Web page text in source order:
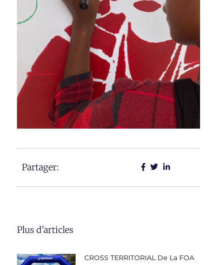
Partager:
Plus d'articles
CROSS TERRITORIAL De La FOA